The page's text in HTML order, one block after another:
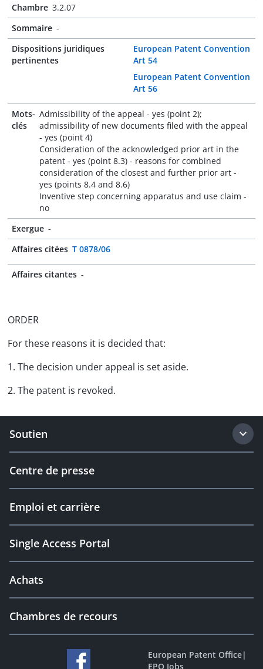
Chambre 3.2.07
Sommaire -
Dispositions juridiques
pertinentes
European Patent Convention
Art 54
European Patent Convention
Art 56
Mots-
clés
Admissibility of the appeal - yes (point 2);
admissibility of new documents filed with the appeal
- yes (point 4)
Consideration of the acknowledged prior art in the
patent - yes (point 8.3) - reasons for combined
consideration of the closest and further prior art -
yes (points 8.4 and 8.6)
Inventive step concerning apparatus and use claim -
no
Exergue -
Affaires citées T 0878/06
Affaires citantes -
ORDER
For these reasons it is decided that:
1. The decision under appeal is set aside.
2. The patent is revoked.
Soutien
Centre de presse
Emploi et carrière
Single Access Portal
Achats
Chambres de recours
European Patent Office|
EPO Jobs